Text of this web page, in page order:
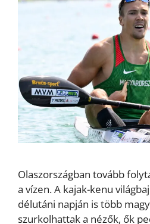
Olaszországban tovább
a vízen. A kajak-kenu
délutáni napján is több
szurkolhattak a nézők, ők